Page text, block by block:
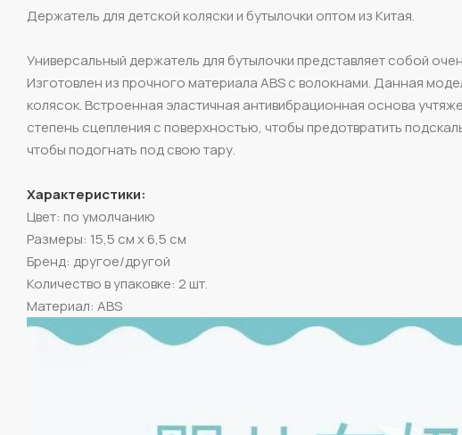
Держатель для детской коляски и бутылочки оптом из Китая.
Универсальный держатель для бутылочки представляет собой
Изготовлен из прочного материала ABS c волокнами. Данная
колясок. Встроенная эластичная антивибрационная основа
степень сцепления с поверхностью, чтобы предотвратить
чтобы подогнать под свою тару.
Характеристики:
Цвет: по умолчанию
Размеры: 15,5 см x 6,5 см
Бренд: другое/другой
Количество в упаковке: 2 шт.
Материал: ABS